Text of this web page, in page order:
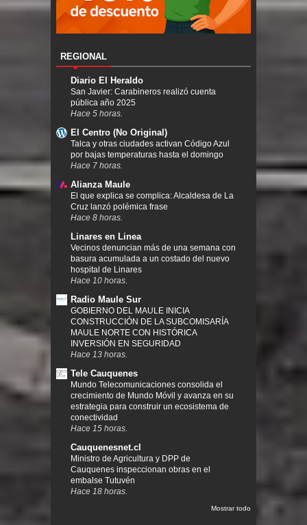
REGIONAL
Diario El Heraldo
San Javier: Carabineros realizó cuenta
pública año 2025
Hace 5 horas.
El Centro (No Original)
Talca y otras ciudades activan Código Azul
por bajas temperaturas hasta el domingo
Hace 7 horas.
Alianza Maule
El que explica se complica: Alcaldesa de La
Cruz lanzó polémica frase
Hace 8 horas.
Linares en Linea
Vecinos denuncian más de una semana con
basura acumulada a un costado del nuevo
hospital de Linares
Hace 10 horas.
Radio Maule Sur
GOBIERNO DEL MAULE INICIA
CONSTRUCCIÓN DE LA SUBCOMISARÍA
MAULE NORTE CON HISTÓRICA
INVERSIÓN EN SEGURIDAD
Hace 13 horas.
Tele Cauquenes
Mundo Telecomunicaciones consolida el
crecimiento de Mundo Móvil y avanza en su
estrategia para construir un ecosistema de
conectividad
Hace 15 horas.
Cauquenesnet.cl
Ministro de Agricultura y DPP de
Cauquenes inspeccionan obras en el
embalse Tutuvén
Hace 18 horas.
Mostrar todo